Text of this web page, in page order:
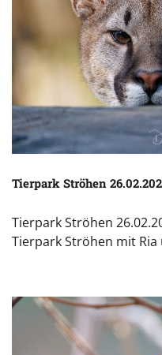
Tierpark Ströhen
Tierpark Ströhen
Tierpark Ströhen mit